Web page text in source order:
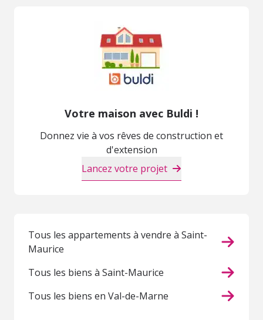
Votre maison avec Buldi !
Donnez vie à vos rêves de construction et
d'extension
Lancez votre projet
Tous les appartements à vendre à Saint-
Maurice
Tous les biens à Saint-Maurice
Tous les biens en Val-de-Marne